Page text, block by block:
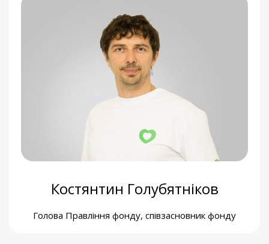
Костянтин Голубятніков
Голова Правління фонду, співзасновник фонду
Тетяна Карапетян
Голова Наглядової ради, співзасновниця фонду